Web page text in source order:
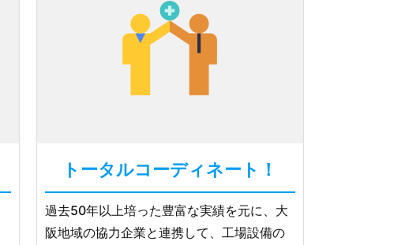
トータルコーディネート！
過去50年以上培った豊富な実績を元に、大
阪地域の協力企業と連携して、工場設備の